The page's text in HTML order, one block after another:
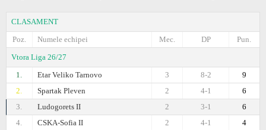
CLASAMENT
Poz.
Numele echipei Pun.
DP
Mec.
Vtora Liga 26/27
1.
Etar Veliko Tarnovo 9
8-2
3
2.
Spartak Pleven 6
4-1
2
3.
Ludogorets II 6
3-1
2
4.
CSKA-Sofiа II 4
4-1
2